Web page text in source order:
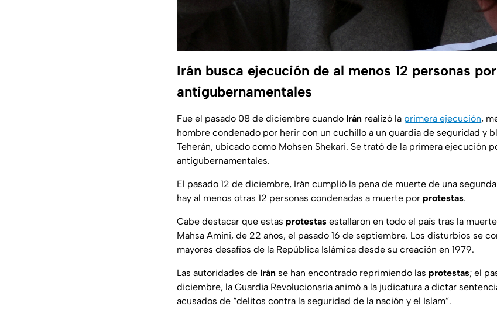
Irán busca ejecución de al menos 12 personas
antigubernamentales
Fue el pasado 08 de diciembre cuando Irán realizó la primera ejecución,
hombre condenado por herir con un cuchillo a un guardia de seguridad y
Teherán, ubicado como Mohsen Shekari. Se trató de la primera ejecución
antigubernamentales.
El pasado 12 de diciembre, Irán cumplió la pena de muerte de una
hay al menos otras 12 personas condenadas a muerte por protestas.
Cabe destacar que estas protestas estallaron en todo el país tras la
Mahsa Amini, de 22 años, el pasado 16 de septiembre. Los disturbios se
mayores desafíos de la República Islámica desde su creación en 1979.
Las autoridades de Irán se han encontrado reprimiendo las protestas; el
diciembre, la Guardia Revolucionaria animó a la judicatura a dictar
acusados de “delitos contra la seguridad de la nación y el Islam”.